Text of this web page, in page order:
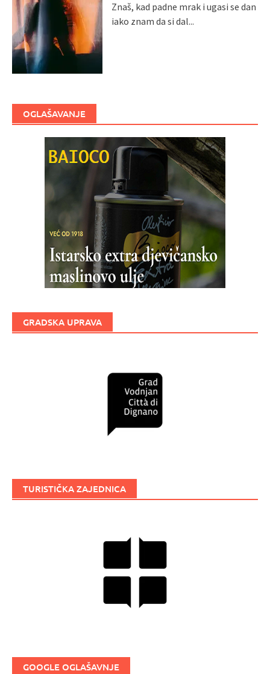
Znaš, kad padne mrak i ugasi se dan
iako znam da si dal...
OGLAŠAVANJE
GRADSKA UPRAVA
TURISTIČKA ZAJEDNICA
GOOGLE OGLAŠAVNJE